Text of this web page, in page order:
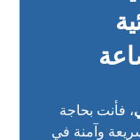
، فأنت بحاجة
وآمنة في